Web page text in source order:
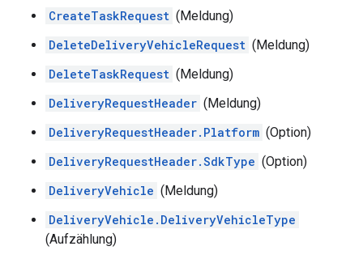
CreateTaskRequest (Meldung)
DeleteDeliveryVehicleRequest (Meldung)
DeleteTaskRequest (Meldung)
DeliveryRequestHeader (Meldung)
DeliveryRequestHeader.Platform (Option)
DeliveryRequestHeader.SdkType (Option)
DeliveryVehicle (Meldung)
DeliveryVehicle.DeliveryVehicleType
(Aufzählung)